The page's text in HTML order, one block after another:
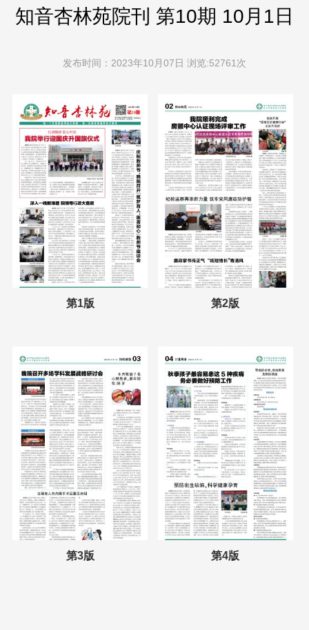
知音杏林苑院刊 第10期 10月1日
发布时间：2023年10月07日 浏览:52761次
第1版 第2版
第3版 第4版